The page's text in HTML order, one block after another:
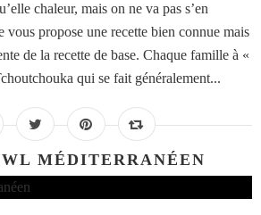
chaleur, mais on ne va pas s’en
propose une recette bien connue mais
de la recette de base. Chaque famille à «
qui se fait généralement...
MÉDITERRANÉEN